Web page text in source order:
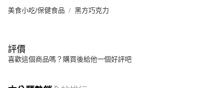
美食小吃/保健食品 黑方巧克力
評價
喜歡這個商品嗎？購買後給他一個好評吧